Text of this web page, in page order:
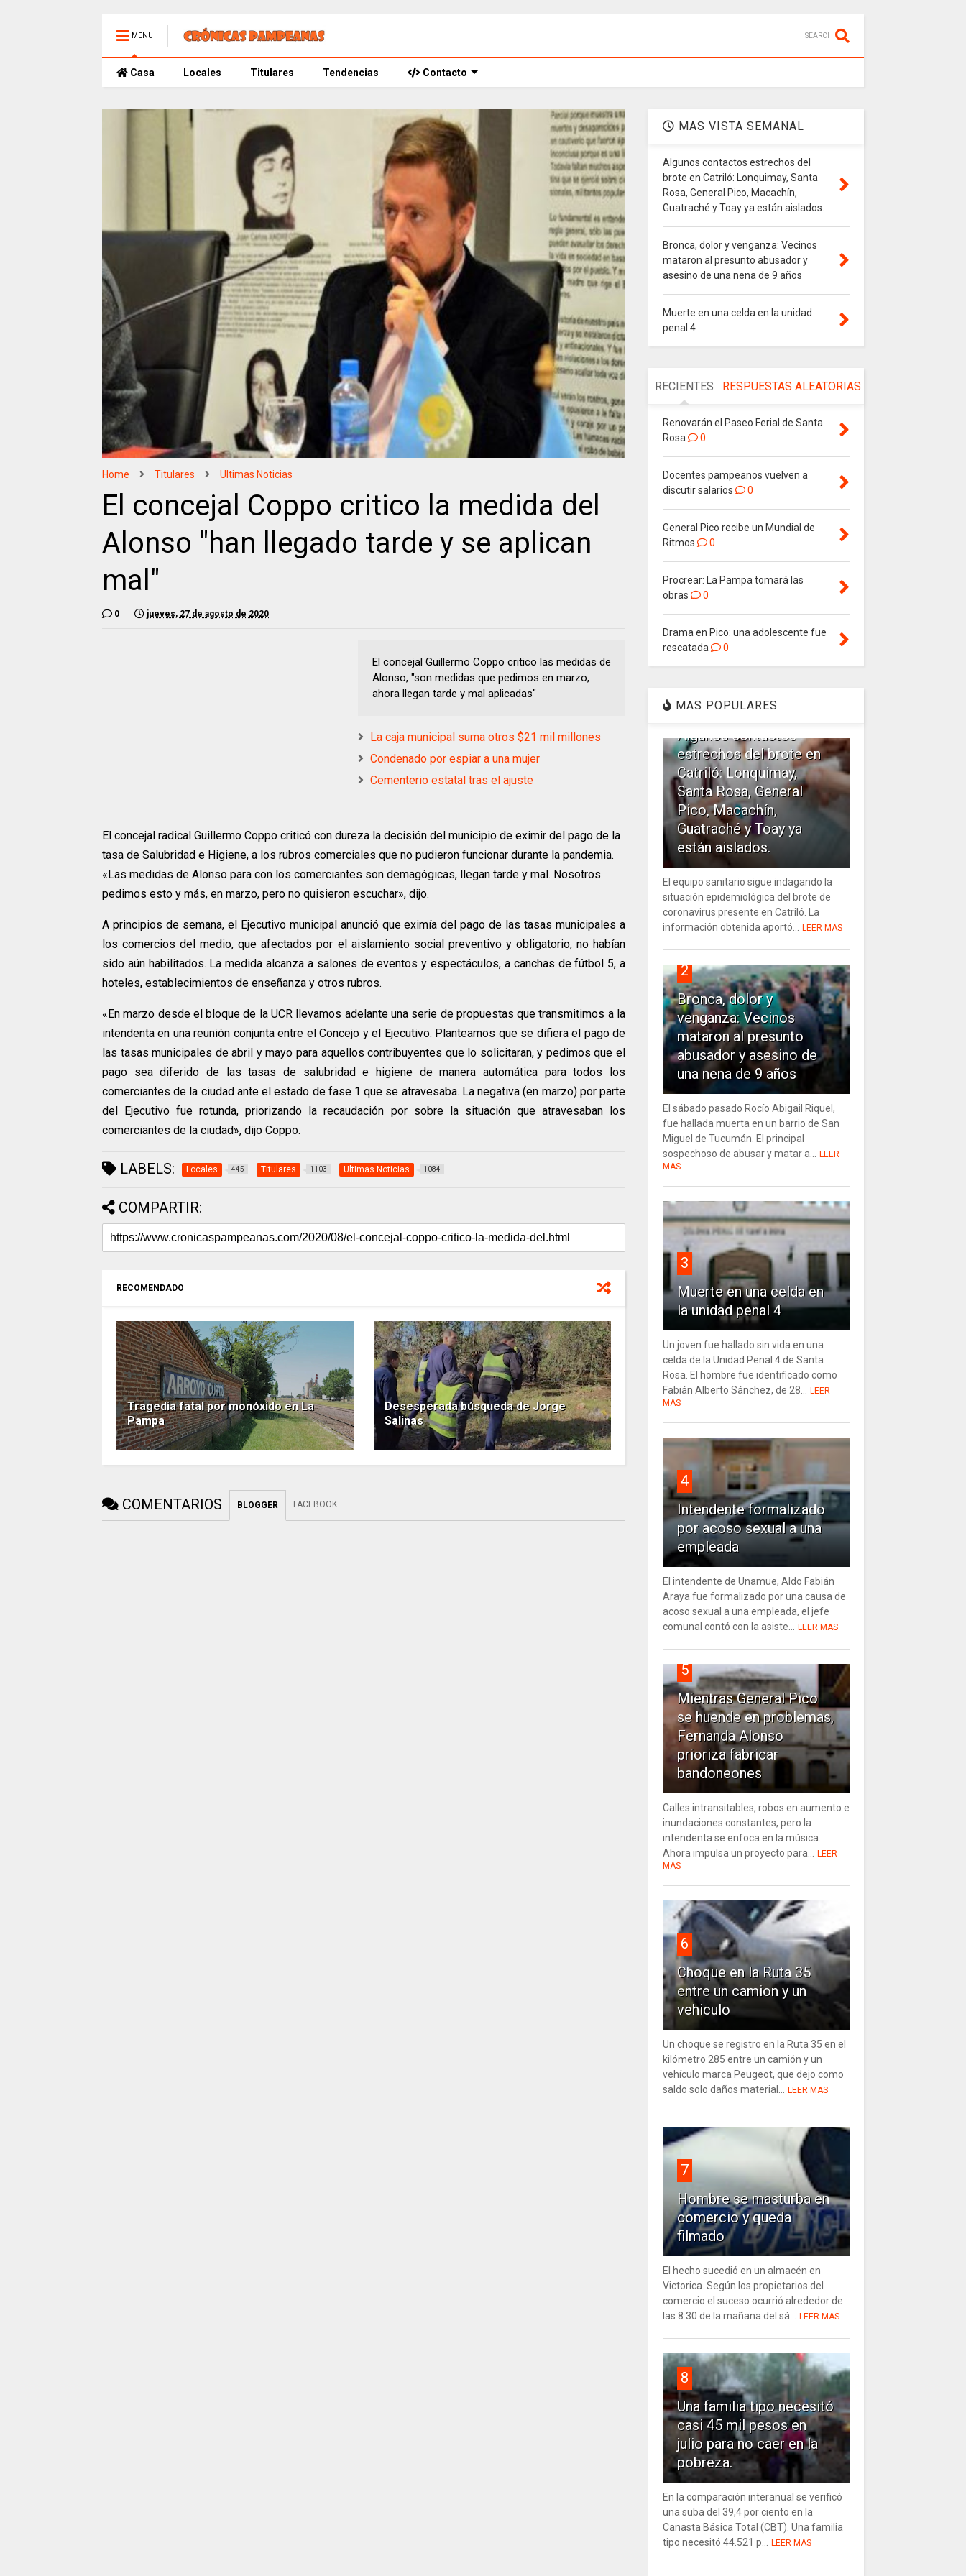
MENU SEARCH
Casa Locales Titulares Tendencias Contacto
Home Titulares Ultimas Noticias
El concejal Coppo critico la medida del
Alonso "han llegado tarde y se aplican
mal"
0 jueves, 27 de agosto de 2020
El concejal Guillermo Coppo critico las medidas de
Alonso, "son medidas que pedimos en marzo,
ahora llegan tarde y mal aplicadas"
La caja municipal suma otros $21 mil millones
Condenado por espiar a una mujer
Cementerio estatal tras el ajuste
El concejal radical Guillermo Coppo criticó con dureza la decisión del municipio de eximir del pago de la
tasa de Salubridad e Higiene, a los rubros comerciales que no pudieron funcionar durante la pandemia.
«Las medidas de Alonso para con los comerciantes son demagógicas, llegan tarde y mal. Nosotros
pedimos esto y más, en marzo, pero no quisieron escuchar», dijo.
A principios de semana, el Ejecutivo municipal anunció que eximía del pago de las tasas municipales a
los comercios del medio, que afectados por el aislamiento social preventivo y obligatorio, no habían
sido aún habilitados. La medida alcanza a salones de eventos y espectáculos, a canchas de fútbol 5, a
hoteles, establecimientos de enseñanza y otros rubros.
«En marzo desde el bloque de la UCR llevamos adelante una serie de propuestas que transmitimos a la
intendenta en una reunión conjunta entre el Concejo y el Ejecutivo. Planteamos que se difiera el pago de
las tasas municipales de abril y mayo para aquellos contribuyentes que lo solicitaran, y pedimos que el
pago sea diferido de las tasas de salubridad e higiene de manera automática para todos los
comerciantes de la ciudad ante el estado de fase 1 que se atravesaba. La negativa (en marzo) por parte
del Ejecutivo fue rotunda, priorizando la recaudación por sobre la situación que atravesaban los
comerciantes de la ciudad», dijo Coppo.
LABELS: Locales 445 Titulares 1103 Ultimas Noticias 1084
COMPARTIR:
RECOMENDADO
Tragedia fatal por monóxido en La
Pampa
Desesperada búsqueda de Jorge
Salinas
COMENTARIOS BLOGGER FACEBOOK
MAS VISTA SEMANAL
Algunos contactos estrechos del
brote en Catriló: Lonquimay, Santa
Rosa, General Pico, Macachín,
Guatraché y Toay ya están aislados.
Bronca, dolor y venganza: Vecinos
mataron al presunto abusador y
asesino de una nena de 9 años
Muerte en una celda en la unidad
penal 4
RECIENTES RESPUESTAS ALEATORIAS
Renovarán el Paseo Ferial de Santa
Rosa
0
Docentes pampeanos vuelven a
discutir salarios
0
General Pico recibe un Mundial de
Ritmos
0
Procrear: La Pampa tomará las
obras
0
Drama en Pico: una adolescente fue
rescatada
0
MAS POPULARES
1
Algunos contactos
estrechos del brote en
Catriló: Lonquimay,
Santa Rosa, General
Pico, Macachín,
Guatraché y Toay ya
están aislados.
El equipo sanitario sigue indagando la
situación epidemiológica del brote de
coronavirus presente en Catriló. La
información obtenida aportó... LEER MAS
2
Bronca, dolor y
venganza: Vecinos
mataron al presunto
abusador y asesino de
una nena de 9 años
El sábado pasado Rocío Abigail Riquel,
fue hallada muerta en un barrio de San
Miguel de Tucumán. El principal
sospechoso de abusar y matar a... LEER
MAS
3
Muerte en una celda en
la unidad penal 4
Un joven fue hallado sin vida en una
celda de la Unidad Penal 4 de Santa
Rosa. El hombre fue identificado como
Fabián Alberto Sánchez, de 28... LEER
MAS
4
Intendente formalizado
por acoso sexual a una
empleada
El intendente de Unamue, Aldo Fabián
Araya fue formalizado por una causa de
acoso sexual a una empleada, el jefe
comunal contó con la asiste... LEER MAS
5
Mientras General Pico
se huende en problemas,
Fernanda Alonso
prioriza fabricar
bandoneones
Calles intransitables, robos en aumento e
inundaciones constantes, pero la
intendenta se enfoca en la música.
Ahora impulsa un proyecto para... LEER
MAS
6
Choque en la Ruta 35
entre un camion y un
vehiculo
Un choque se registro en la Ruta 35 en el
kilómetro 285 entre un camión y un
vehículo marca Peugeot, que dejo como
saldo solo daños material... LEER MAS
7
Hombre se masturba en
comercio y queda
filmado
El hecho sucedió en un almacén en
Victorica. Según los propietarios del
comercio el suceso ocurrió alrededor de
las 8:30 de la mañana del sá... LEER MAS
8
Una familia tipo necesitó
casi 45 mil pesos en
julio para no caer en la
pobreza.
En la comparación interanual se verificó
una suba del 39,4 por ciento en la
Canasta Básica Total (CBT). Una familia
tipo necesitó 44.521 p... LEER MAS